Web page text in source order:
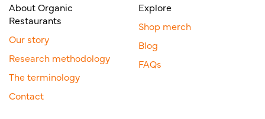
About Organic
Restaurants
Our story
Research methodology
The terminology
Contact
Explore
Shop merch
Blog
FAQs